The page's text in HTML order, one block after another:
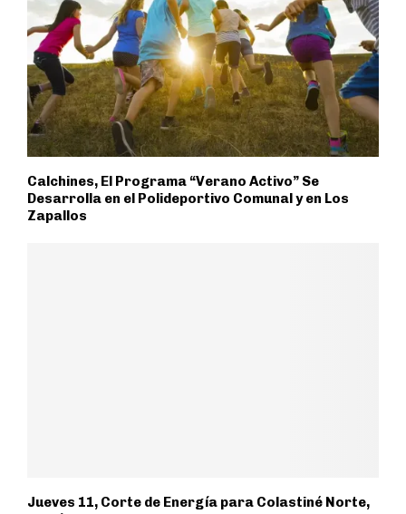
Calchines, El Programa “Verano Activo” Se
Desarrolla en el Polideportivo Comunal y en Los
Zapallos
Jueves 11, Corte de Energía para Colastiné Norte,